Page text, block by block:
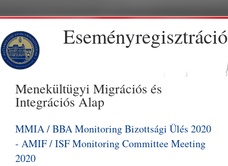
Eseményregisztráció
Menekültügyi Migrációs és
Integrációs Alap
MMIA / BBA Monitoring Bizottsági Ülés 2020
- AMIF / ISF Monitoring Committee Meeting
2020